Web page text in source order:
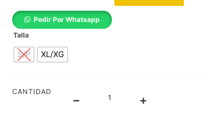
Pedir Por Whatsapp
Talla
S/P XL/XG
CANTIDAD
14062635e